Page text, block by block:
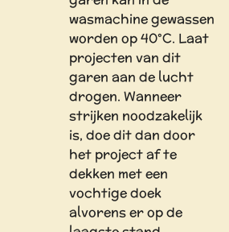
wasmachine gewassen
worden op 40°C. Laat
projecten van dit
garen aan de lucht
drogen. Wanneer
strijken noodzakelijk
is, doe dit dan door
het project af te
dekken met een
vochtige doek
alvorens er op de